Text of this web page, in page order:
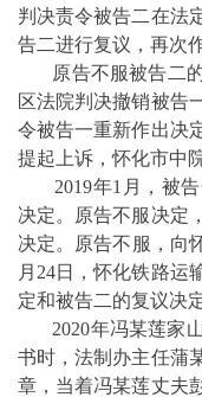
判决责令被告二在法
告二进行复议，再次
原告不服被告二的
区法院判决撤销被告
令被告一重新作出决
提起上诉，怀化市中
2019年1月，被告
决定。原告不服决定
决定。原告不服，向
月24日，怀化铁路运
定和被告二的复议决
2020年冯某莲家山
书时，法制办主任蒲
章，当着冯某莲丈夫